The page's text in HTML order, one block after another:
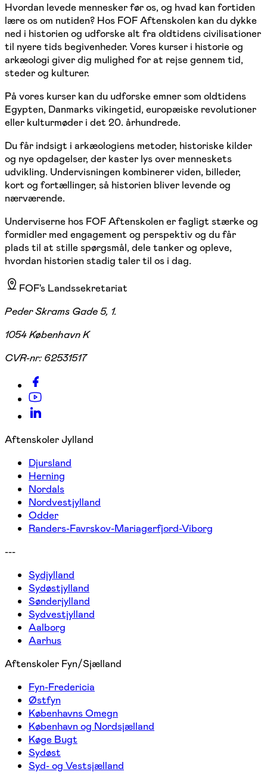
Hvordan levede mennesker før os, og hvad kan fortiden
lære os om nutiden? Hos FOF Aftenskolen kan du dykke
ned i historien og udforske alt fra oldtidens civilisationer
til nyere tids begivenheder. Vores kurser i historie og
arkæologi giver dig mulighed for at rejse gennem tid,
steder og kulturer.
På vores kurser kan du udforske emner som oldtidens
Egypten, Danmarks vikingetid, europæiske revolutioner
eller kulturmøder i det 20. århundrede.
Du får indsigt i arkæologiens metoder, historiske kilder
og nye opdagelser, der kaster lys over menneskets
udvikling. Undervisningen kombinerer viden, billeder,
kort og fortællinger, så historien bliver levende og
nærværende.
Underviserne hos FOF Aftenskolen er fagligt stærke og
formidler med engagement og perspektiv og du får
plads til at stille spørgsmål, dele tanker og opleve,
hvordan historien stadig taler til os i dag.
FOF's Landssekretariat
Peder Skrams Gade 5, 1.
1054 København K
CVR-nr: 62531517
Aftenskoler Jylland
Djursland
Herning
Nordals
Nordvestjylland
Odder
Randers-Favrskov-Mariagerfjord-Viborg
---
Sydjylland
Sydøstjylland
Sønderjylland
Sydvestjylland
Aalborg
Aarhus
Aftenskoler Fyn/Sjælland
Fyn-Fredericia
Østfyn
Københavns Omegn
København og Nordsjælland
Køge Bugt
Sydøst
Syd- og Vestsjælland